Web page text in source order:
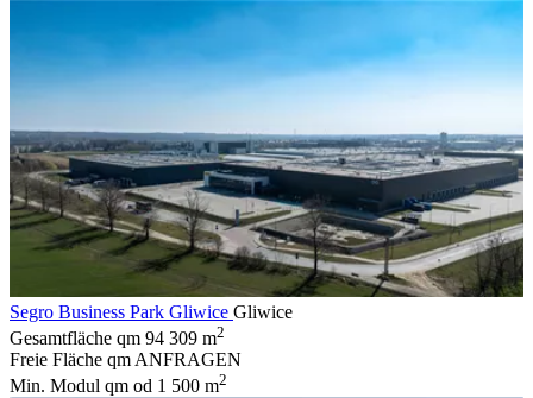
Segro Business Park Gliwice Gliwice
Gesamtfläche qm 94 309 m2
Freie Fläche qm ANFRAGEN
Min. Modul qm od 1 500 m2